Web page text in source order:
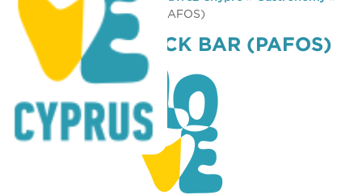
FLINSTONE SNACK BAR (PAFOS)
FLINSTONE SNACK BAR (PAFOS)